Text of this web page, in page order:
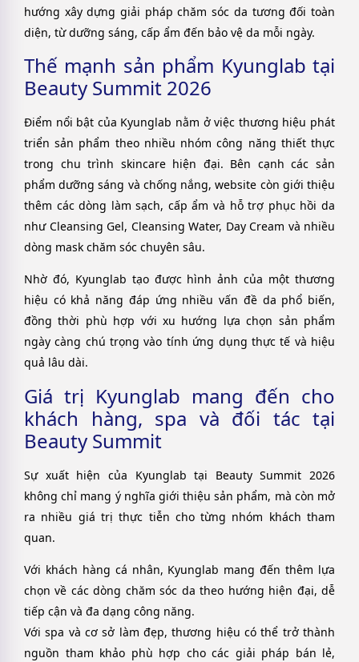
hướng xây dựng giải pháp chăm sóc da tương đối toàn
diện, từ dưỡng sáng, cấp ẩm đến bảo vệ da mỗi ngày.
Thế mạnh sản phẩm Kyunglab tại
Beauty Summit 2026
Điểm nổi bật của Kyunglab nằm ở việc thương hiệu phát
triển sản phẩm theo nhiều nhóm công năng thiết thực
trong chu trình skincare hiện đại. Bên cạnh các sản
phẩm dưỡng sáng và chống nắng, website còn giới thiệu
thêm các dòng làm sạch, cấp ẩm và hỗ trợ phục hồi da
như Cleansing Gel, Cleansing Water, Day Cream và nhiều
dòng mask chăm sóc chuyên sâu.
Nhờ đó, Kyunglab tạo được hình ảnh của một thương
hiệu có khả năng đáp ứng nhiều vấn đề da phổ biến,
đồng thời phù hợp với xu hướng lựa chọn sản phẩm
ngày càng chú trọng vào tính ứng dụng thực tế và hiệu
quả lâu dài.
Giá trị Kyunglab mang đến cho
khách hàng, spa và đối tác tại
Beauty Summit
Sự xuất hiện của Kyunglab tại Beauty Summit 2026
không chỉ mang ý nghĩa giới thiệu sản phẩm, mà còn mở
ra nhiều giá trị thực tiễn cho từng nhóm khách tham
quan.
Với khách hàng cá nhân, Kyunglab mang đến thêm lựa
chọn về các dòng chăm sóc da theo hướng hiện đại, dễ
tiếp cận và đa dạng công năng.
Với spa và cơ sở làm đẹp, thương hiệu có thể trở thành
nguồn tham khảo phù hợp cho các giải pháp bán lẻ,